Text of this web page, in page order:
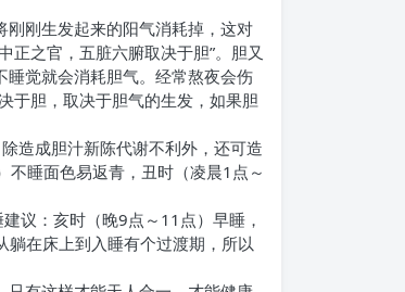
刚刚生发起来的阳气消耗掉，这对
正之官，五脏六腑取决于胆”。胆又
睡觉就会消耗胆气。经常熬夜会伤
于胆，取决于胆气的生发，如果胆
造成胆汁新陈代谢不利外，还可造
睡面色易返青，丑时（凌晨1点～
议：亥时（晚9点～11点）早睡，
在床上到入睡有个过渡期，所以